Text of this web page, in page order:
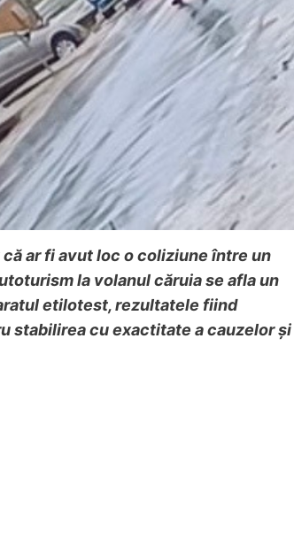
ar fi avut loc o coliziune între un
la volanul căruia se afla un
etilotest, rezultatele fiind
stabilirea cu exactitate a cauzelor și